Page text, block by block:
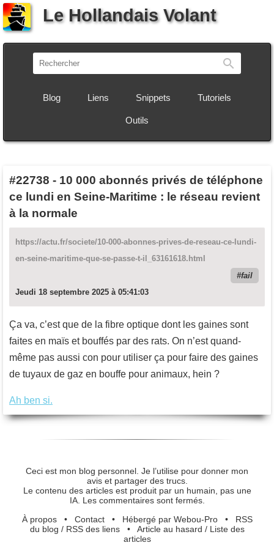
Le Hollandais Volant
Blog Liens Snippets Tutoriels
Outils
#22738 - 10 000 abonnés privés de téléphone
ce lundi en Seine-Maritime : le réseau revient
à la normale
https://actu.fr/societe/10-000-abonnes-prives-de-reseau-ce-lundi-
en-seine-maritime-que-se-passe-t-il_63161618.html
fail
Jeudi 18 septembre 2025 à 05:41:03
Ça va, c’est que de la fibre optique dont les gaines sont
faites en maïs et bouffés par des rats. On n’est quand-
même pas aussi con pour utiliser ça pour faire des gaines
de tuyaux de gaz en bouffe pour animaux, hein ?
Ah ben si.
Ceci est mon blog personnel. Je l’utilise pour donner mon
avis et partager des trucs.
Le contenu des articles est produit par un humain, pas une
IA. Les commentaires sont fermés.
À propos• Contact• Hébergé par Webou-Pro• RSS
du blog / RSS des liens• Article au hasard / Liste des
articles